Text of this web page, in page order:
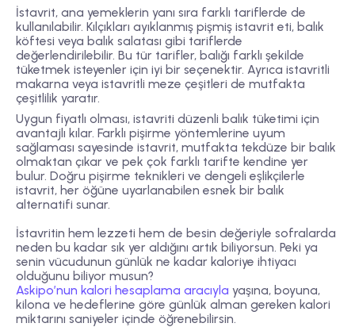
İstavrit, ana yemeklerin yanı sıra farklı tariflerde de
kullanılabilir. Kılçıkları ayıklanmış pişmiş istavrit eti, balık
köftesi veya balık salatası gibi tariflerde
değerlendirilebilir. Bu tür tarifler, balığı farklı şekilde
tüketmek isteyenler için iyi bir seçenektir. Ayrıca istavritli
makarna veya istavritli meze çeşitleri de mutfakta
çeşitlilik yaratır.
Uygun fiyatlı olması, istavriti düzenli balık tüketimi için
avantajlı kılar. Farklı pişirme yöntemlerine uyum
sağlaması sayesinde istavrit, mutfakta tekdüze bir balık
olmaktan çıkar ve pek çok farklı tarifte kendine yer
bulur. Doğru pişirme teknikleri ve dengeli eşlikçilerle
istavrit, her öğüne uyarlanabilen esnek bir balık
alternatifi sunar.
İstavritin hem lezzeti hem de besin değeriyle sofralarda
neden bu kadar sık yer aldığını artık biliyorsun. Peki ya
senin vücudunun günlük ne kadar kaloriye ihtiyacı
olduğunu biliyor musun?
Askipo’nun kalori hesaplama aracıyla yaşına, boyuna,
kilona ve hedeflerine göre günlük alman gereken kalori
miktarını saniyeler içinde öğrenebilirsin.